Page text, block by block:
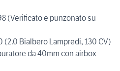
(Verificato e punzonato su
(2.0 Bialbero Lampredi, 130 CV)
da 40mm con airbox